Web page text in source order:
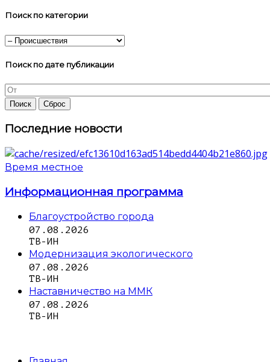
Поиск по категории
Поиск по дате публикации
Последние новости
Время местное
Информационная программа
Благоустройство города
07.08.2026
ТВ-ИН
Модернизация экологического
07.08.2026
ТВ-ИН
Наставничество на ММК
07.08.2026
ТВ-ИН